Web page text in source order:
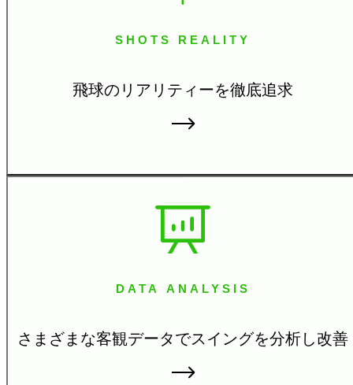
SHOTS REALITY
飛球のリアリティーを徹底追求
DATA ANALYSIS
さまざまな客観データでスイングを分析し改善